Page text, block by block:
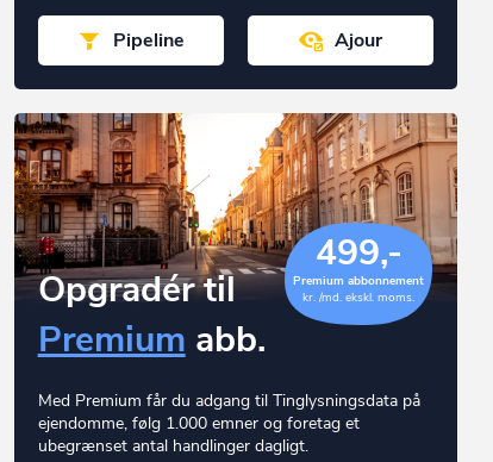
Pipeline Ajour
499,-
Premium abbonnement
kr. /md. ekskl. moms.
Opgradér til
Premium abb.
Med Premium får du adgang til Tinglysningsdata på
ejendomme, følg 1.000 emner og foretag et
ubegrænset antal handlinger dagligt.